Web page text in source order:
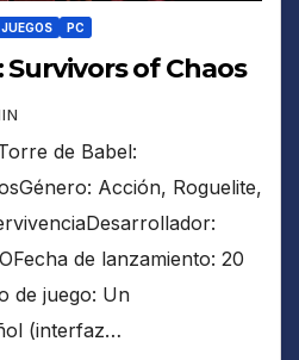
JUEGOS PC
of Chaos
de Babel:
Acción, Roguelite,
de lanzamiento: 20
de juego: Un
(interfaz…